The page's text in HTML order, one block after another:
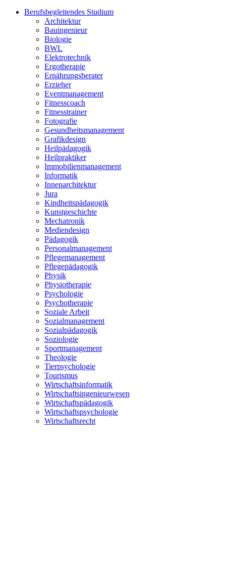
Berufsbegleitendes Studium
Architektur
Bauingenieur
Biologie
BWL
Elektrotechnik
Ergotherapie
Ernährungsberater
Erzieher
Eventmanagement
Fitnesscoach
Fitnesstrainer
Fotografie
Gesundheitsmanagement
Grafikdesign
Heilpädagogik
Heilpraktiker
Immobilienmanagement
Informatik
Innenarchitektur
Jura
Kindheitspädagogik
Kunstgeschichte
Mechatronik
Mediendesign
Pädagogik
Personalmanagement
Pflegemanagement
Pflegepädagogik
Physik
Physiotherapie
Psychologie
Psychotherapie
Soziale Arbeit
Sozialmanagement
Sozialpädagogik
Soziologie
Sportmanagement
Theologie
Tierpsychologie
Tourismus
Wirtschaftsinformatik
Wirtschaftsingenieurwesen
Wirtschaftspädagogik
Wirtschaftspsychologie
Wirtschaftsrecht